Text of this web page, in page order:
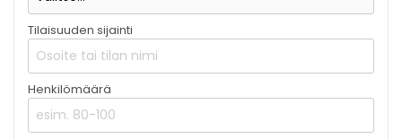
Tilaisuuden sijainti
Henkilömäärä